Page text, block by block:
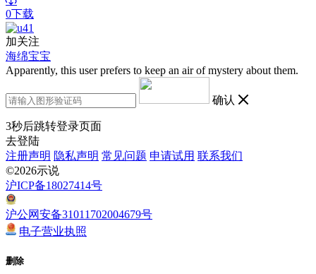
0下载
加关注
海绵宝宝
Apparently, this user prefers to keep an air of mystery about them.
确认
3秒后跳转登录页面
去登陆
注册声明 隐私声明 常见问题 申请试用 联系我们
©2026示说
沪ICP备18027414号
沪公网安备31011702004679号
电子营业执照
删除